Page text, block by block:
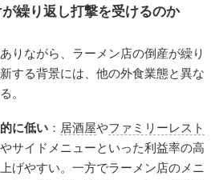
繰り返し打撃を受けるのか
りながら、ラーメン店の倒産が繰り
する背景には、他の外食業態と異な
。
に低い ： 居酒屋やファミリーレスト
サイドメニューといった利益率の高
げやすい。一方でラーメン店のメニ